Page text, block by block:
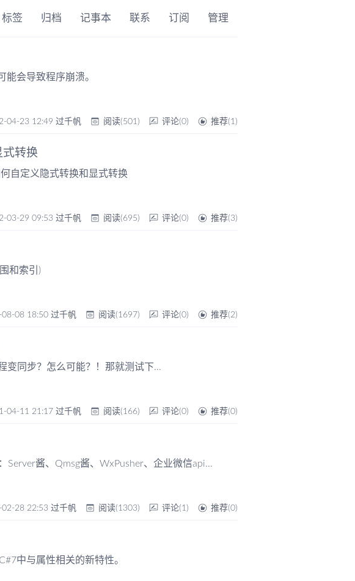
标签 归档 记事本 联系 订阅 管理
能会导致程序崩溃。
04-23 12:49 过千帆 阅读(501) 评论(0) 推荐(1)
式转换
自定义隐式转换和显式转换
03-29 09:53 过千帆 阅读(695) 评论(0) 推荐(3)
和索引)
08-08 18:50 过千帆 阅读(1697) 评论(0) 推荐(2)
变同步？怎么可能？！那就测试下...
04-11 21:17 过千帆 阅读(166) 评论(0) 推荐(0)
酱、Qmsg酱、WxPusher、企业微信api...
02-28 22:53 过千帆 阅读(1303) 评论(1) 推荐(0)
中与属性相关的新特性。